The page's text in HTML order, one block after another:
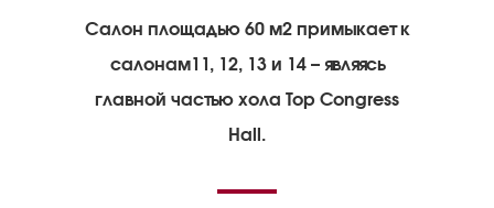
Салон площадью 60 м2 примыкает к
салонам11, 12, 13 и 14 – являясь
главной частью хола Top Congress
Hall.